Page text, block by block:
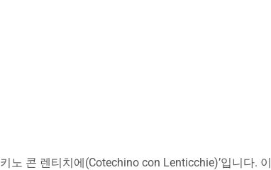
노 콘 렌티치에(Cotechino con Lenticchie)’입니다. 이